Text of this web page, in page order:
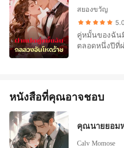
แต่เมื่อเธอมอ
กลับพบว่า ค
อยู่เบื้องหลังเ
พิการ! สวี่หว่
ที่ไม่มีวันหมด
สยองขวัญ
คู่หมั้นของฉัน
ตลอดหนึ่งปีที่
แอบไปแต่งงา
ของพวกเขา
สลับตัวกัน พว
แต่งงานกับน้
หนังสือที่คุณอาจชอบ
คุณนายยอม
Calv Momose